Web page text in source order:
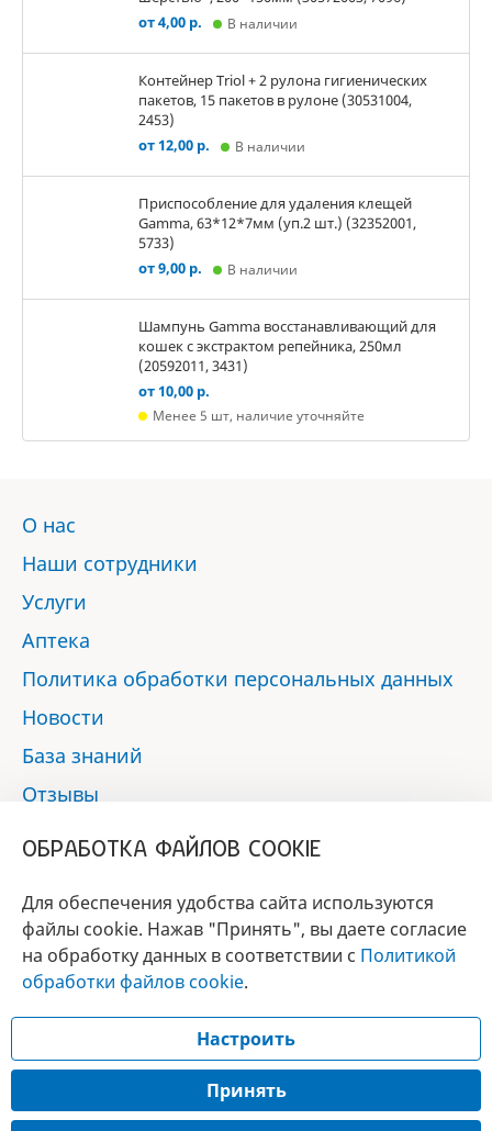
от 4,00 р.
В наличии
Контейнер Triol + 2 рулона гигиенических
пакетов, 15 пакетов в рулоне (30531004,
2453)
от 12,00 р.
В наличии
Приспособление для удаления клещей
Gamma, 63*12*7мм (уп.2 шт.) (32352001,
5733)
от 9,00 р.
В наличии
Шампунь Gamma восстанавливающий для
кошек с экстрактом репейника, 250мл
(20592011, 3431)
от 10,00 р.
Менее 5 шт, наличие уточняйте
О нас
Наши сотрудники
Услуги
Аптека
Политика обработки персональных данных
Новости
База знаний
Отзывы
БРЕНД
ГОДА 2017 - 2019
© 2017 - 2026 «Альфа-вет»
Разработка сайта —
ОБРАБОТКА ФАЙЛОВ COOKIE
Для обеспечения удобства сайта используются
файлы cookie. Нажав "Принять", вы даете согласие
на обработку данных в соответствии с Политикой
обработки файлов cookie.
Настроить
Принять